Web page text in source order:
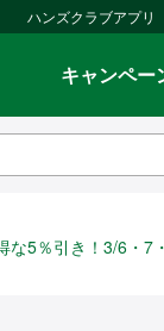
ハンズクラブアプリ
キャンペー
な5％引き！3/6・7